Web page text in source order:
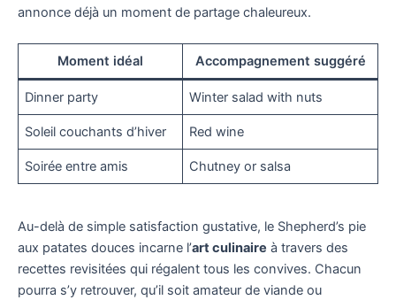
annonce déjà un moment de partage chaleureux.
Moment idéal Accompagnement suggéré
Dinner party Winter salad with nuts
Soleil couchants d’hiver Red wine
Soirée entre amis Chutney or salsa
Au-delà de simple satisfaction gustative, le Shepherd’s pie
aux patates douces incarne l’art culinaire à travers des
recettes revisitées qui régalent tous les convives. Chacun
pourra s’y retrouver, qu’il soit amateur de viande ou